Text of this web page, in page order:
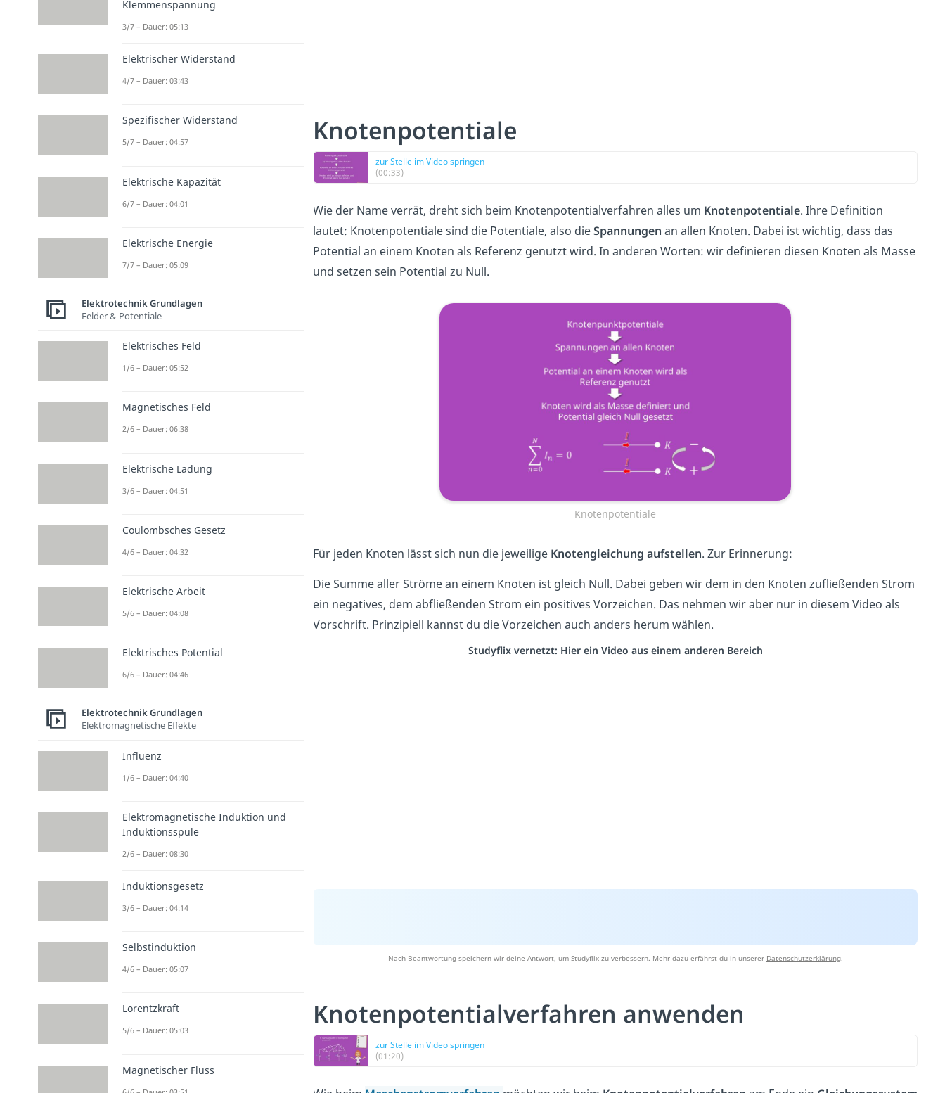
Knotenpotentiale
zur Stelle im Video springen
(00:33)
Wie der Name verrät, dreht sich beim Knotenpotentialverfahren alles um Knotenpotentiale. Ihre Definition
lautet: Knotenpotentiale sind die Potentiale, also dieSpannungen an allen Knoten. Dabei ist wichtig, dass das
Potential an einem Knoten als Referenz genutzt wird. In anderen Worten: wir definieren diesen Knoten als Masse
und setzen sein Potential zu Null.
Knotenpotentiale
Für jeden Knoten lässt sich nun die jeweilige Knotengleichung aufstellen. Zur Erinnerung:
Die Summe aller Ströme an einem Knoten ist gleich Null. Dabei geben wir dem in den Knoten zufließenden Strom
ein negatives, dem abfließenden Strom ein positives Vorzeichen. Das nehmen wir aber nur in diesem Video als
Vorschrift. Prinzipiell kannst du die Vorzeichen auch anders herum wählen.
Studyflix vernetzt: Hier ein Video aus einem anderen Bereich
Nach Beantwortung speichern wir deine Antwort, um Studyflix zu verbessern. Mehr dazu erfährst du in unserer Datenschutzerklärung.
Knotenpotentialverfahren anwenden
zur Stelle im Video springen
(01:20)
Klemmenspannung
3/7 – Dauer: 05:13
Elektrischer Widerstand
4/7 – Dauer: 03:43
Spezifischer Widerstand
5/7 – Dauer: 04:57
Elektrische Kapazität
6/7 – Dauer: 04:01
Elektrische Energie
7/7 – Dauer: 05:09
Elektrotechnik Grundlagen
Felder & Potentiale
Elektrisches Feld
1/6 – Dauer: 05:52
Magnetisches Feld
2/6 – Dauer: 06:38
Elektrische Ladung
3/6 – Dauer: 04:51
Coulombsches Gesetz
4/6 – Dauer: 04:32
Elektrische Arbeit
5/6 – Dauer: 04:08
Elektrisches Potential
6/6 – Dauer: 04:46
Elektrotechnik Grundlagen
Elektromagnetische Effekte
Influenz
1/6 – Dauer: 04:40
Elektromagnetische Induktion und
Induktionsspule
2/6 – Dauer: 08:30
Induktionsgesetz
3/6 – Dauer: 04:14
Selbstinduktion
4/6 – Dauer: 05:07
Lorentzkraft
5/6 – Dauer: 05:03
Magnetischer Fluss